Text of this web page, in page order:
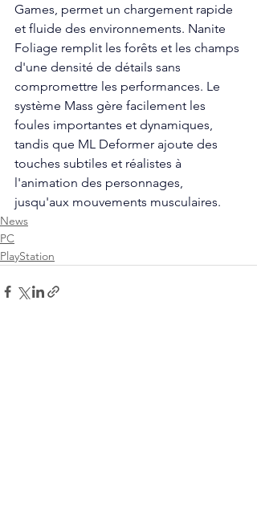
Games, permet un chargement rapide
et fluide des environnements. Nanite
Foliage remplit les forêts et les champs
d'une densité de détails sans
compromettre les performances. Le
système Mass gère facilement les
foules importantes et dynamiques,
tandis que ML Deformer ajoute des
touches subtiles et réalistes à
l'animation des personnages,
jusqu'aux mouvements musculaires.
News
PC
PlayStation